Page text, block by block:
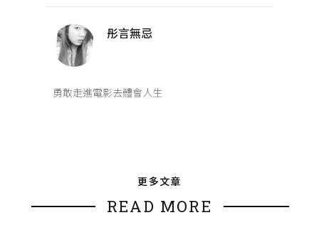
彤言無忌
勇敢走進電影去體會人生
更多文章
READ MORE